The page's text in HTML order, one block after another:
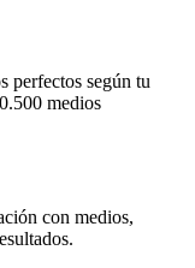
perfectos según tu
medios
con medios,